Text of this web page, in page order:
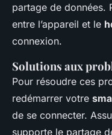
partage de données.
entre l’appareil et le
connexion.
Solutions aux
Pour résoudre ces
redémarrer votre
de se connecter.
supporte le partage